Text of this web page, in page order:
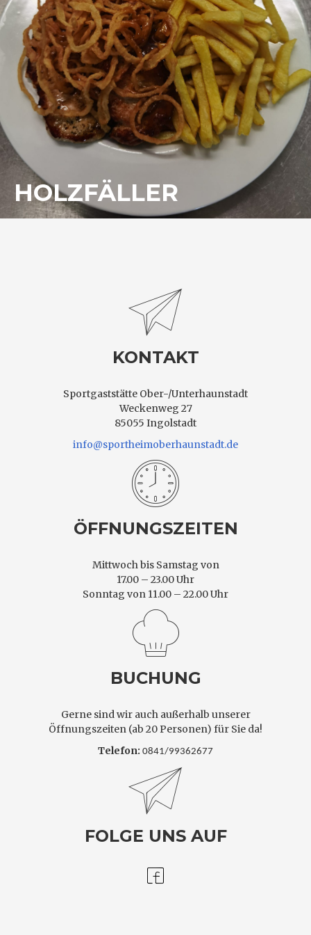
HOLZFÄLLER
KONTAKT
Sportgaststätte Ober-/Unterhaunstadt
Weckenweg 27
85055 Ingolstadt
info@sportheimoberhaunstadt.de
ÖFFNUNGSZEITEN
Mittwoch bis Samstag von
17.00 – 23.00 Uhr
Sonntag von 11.00 – 22.00 Uhr
BUCHUNG
Gerne sind wir auch außerhalb unserer
Öffnungszeiten (ab 20 Personen) für Sie da!
Telefon: 0841/99362677
FOLGE UNS AUF